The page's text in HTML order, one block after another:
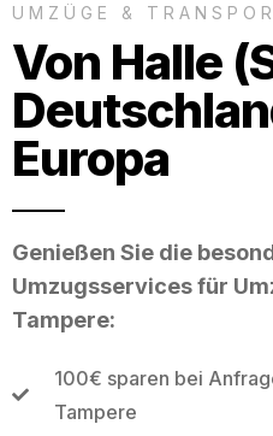
UMZÜGE &
Von Halle
Europa
Genießen Sie die
Umzugsservices für
Tampere:
100€ sparen bei
Tampere